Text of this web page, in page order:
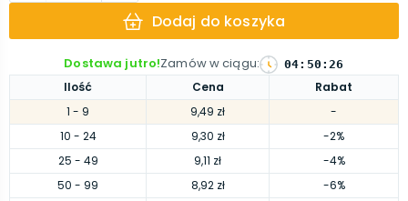
Ilość Cena
Rabat
1 - 9 9,49 zł
-
10 - 24 9,30 zł
-2%
25 - 49 9,11 zł
-4%
50 - 99 8,92 zł
-6%
Dodaj do koszyka
Dostawa jutro!Zamów w ciągu: 04: 50 :25